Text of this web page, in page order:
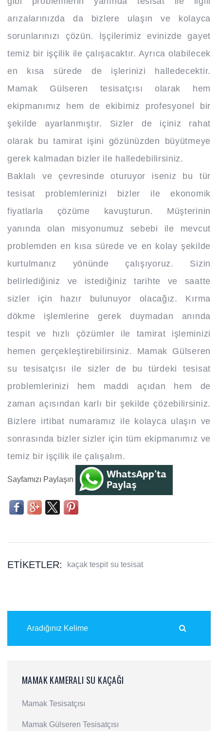
arızalarınızda da bizlere ulaşın ve kolayca
sorunlarınızı çözün. İşçilerimiz evinizde gayet
temiz bir işçilik ile çalışacaktır. Ayrıca olabilecek
en kısa sürede de işlerinizi halledecektir.
Mamak Gülseren tesisatçısı olarak hem
ekipmanımız hem de ekibimiz profesyonel bir
şekilde ayarlanmıştır. Sizler de içiniz rahat
olarak bu tamirat işini gözünüzden büyütmeye
gerek kalmadan bizler ile halledebilirsiniz.
Baklalı ve çevresinde oturuyor iseniz bu tür
tesisat problemlerinizi bizler ile ekonomik
fiyatlarla çözüme kavuşturun. Müşterinin
yanında olan misyonumuz sebebi ile mevcut
problemden en kısa sürede ve en kolay şekilde
kurtulmanız yönünde çalışıyoruz. Sizin
belirlediğiniz ve istediğiniz tarihte ve saatte
sizler için hazır bulunuyor olacağız. Kırma
dökme işlemlerine gerek duymadan anında
tespit ve hızlı çözümler ile tamirat işleminizi
hemen gerçekleştirebilirsiniz. Mamak Gülseren
su tesisatçısı ile sizler de bu türdeki tesisat
problemlerinizi hem maddi açıdan hem de
zaman açısından karlı bir şekilde çözebilirsiniz.
Bizlere irtibat numaramız ile kolayca ulaşın ve
sonrasında bizler sizler için tüm ekipmanımız ve
temiz bir işçilik ile çalışalım.
Sayfamızı Paylaşın
ETIKETLER: kaçak tespit su tesisat
MAMAK KAMERALI SU KAÇAĞI
Mamak Tesisatçısı
Mamak Gülseren Tesisatçısı